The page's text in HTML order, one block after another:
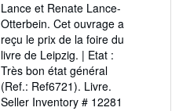
Lance et Renate Lance-
Otterbein. Cet ouvrage a
reçu le prix de la foire du
livre de Leipzig. | Etat :
Très bon état général
(Ref.: Ref6721). Livre.
Seller Inventory # 12281